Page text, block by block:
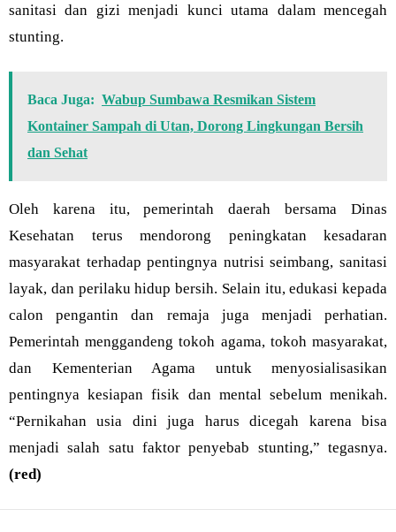
sanitasi dan gizi menjadi kunci utama dalam mencegah
stunting.
Baca Juga: Wabup Sumbawa Resmikan Sistem
Kontainer Sampah di Utan, Dorong Lingkungan Bersih
dan Sehat
Oleh karena itu, pemerintah daerah bersama Dinas
Kesehatan terus mendorong peningkatan kesadaran
masyarakat terhadap pentingnya nutrisi seimbang, sanitasi
layak, dan perilaku hidup bersih. Selain itu, edukasi kepada
calon pengantin dan remaja juga menjadi perhatian.
Pemerintah menggandeng tokoh agama, tokoh masyarakat,
dan Kementerian Agama untuk menyosialisasikan
pentingnya kesiapan fisik dan mental sebelum menikah.
“Pernikahan usia dini juga harus dicegah karena bisa
menjadi salah satu faktor penyebab stunting,” tegasnya.
(red)